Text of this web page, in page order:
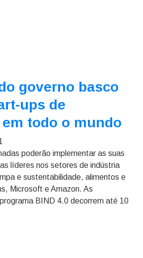
governo basco
ups de
todo o mundo
poderão implementar as suas
líderes nos setores de indústria
e sustentabilidade, alimentos e
Microsoft e Amazon. As
BIND 4.0 decorrem até 10